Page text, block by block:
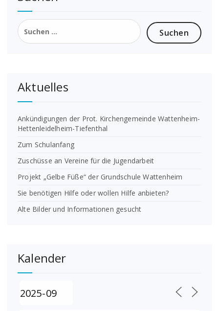
Suchen
nach:
Aktuelles
Ankündigungen der Prot. Kirchengemeinde Wattenheim-
Hettenleidelheim-Tiefenthal
Zum Schulanfang
Zuschüsse an Vereine für die Jugendarbeit
Projekt „Gelbe Füße“ der Grundschule Wattenheim
Sie benötigen Hilfe oder wollen Hilfe anbieten?
Alte Bilder und Informationen gesucht
Kalender